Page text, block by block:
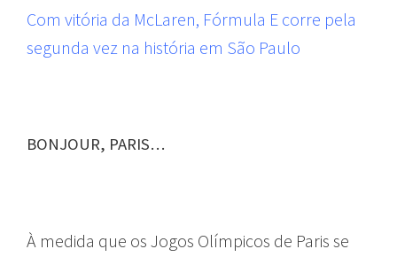
Com vitória da McLaren, Fórmula E corre pela
segunda vez na história em São Paulo
BONJOUR, PARIS…
À medida que os Jogos Olímpicos de Paris se